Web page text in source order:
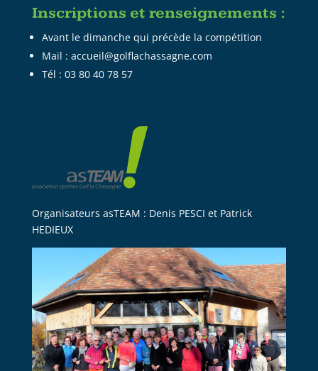
Inscriptions et renseignements :
Avant le dimanche qui précède la compétition
Mail : accueil@golflachassagne.com
Tél : 03 80 40 78 57
Organisateurs asTEAM : Denis PESCI et Patrick
HEDIEUX